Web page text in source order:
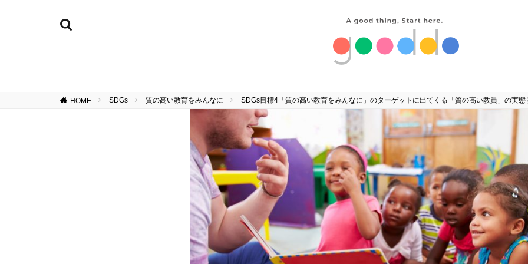
HOME SDGs 質の高い教育をみんなに SDGs目標4「質の高い教育をみんなに」のターゲットに出てくる「質の高い教員」の実態